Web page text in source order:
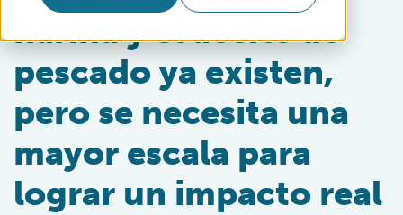
harina y el aceite de
pescado ya existen,
pero se necesita una
mayor escala para
lograr un impacto real